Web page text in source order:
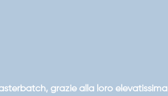
grazie alla loro elevatissima